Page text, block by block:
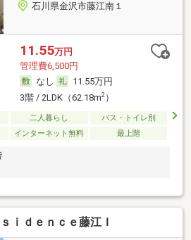
石川県金沢市藤江南１
11.55万円
管理費6,500円
なし
11.55万円
3階 / 2LDK（62.18m2）
二人暮らし
バス・トイレ別
インターネット無料 最上階
ｉｄｅｎｃｅ藤江Ｉ